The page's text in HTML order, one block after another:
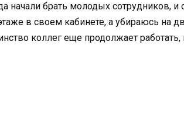
брать молодых сотрудников, и
в своем кабинете, а убираюсь на
коллег еще продолжает работать,